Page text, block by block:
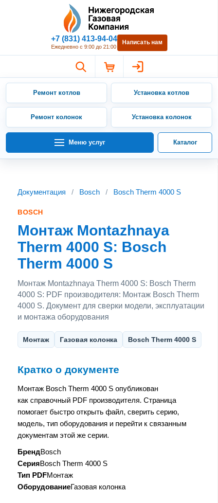
Нижегородская Газовая
+7 (831) 413-94-04
Ежедневно с 9:00 до 21:00
Написать нам
Ремонт котлов Установка котлов
Ремонт колонок Установка колонок
Меню услуг Каталог
Документация / Bosch / Bosch Therm 4000 S
BOSCH
Монтаж Montazhnaya
Therm 4000 S: Bosch
Therm 4000 S
Монтаж Montazhnaya Therm 4000 S: Bosch Therm
4000 S: PDF производителя: Монтаж Bosch Therm
4000 S. Документ для сверки модели, эксплуатации
и монтажа оборудования
Монтаж Газовая колонка Bosch Therm 4000 S
Кратко о документе
Монтаж Bosch Therm 4000 S опубликован
как справочный PDF производителя. Страница
помогает быстро открыть файл, сверить серию,
модель, тип оборудования и перейти к связанным
документам этой же серии.
БрендBosch
СерияBosch Therm 4000 S
Тип PDFМонтаж
ОборудованиеГазовая колонка